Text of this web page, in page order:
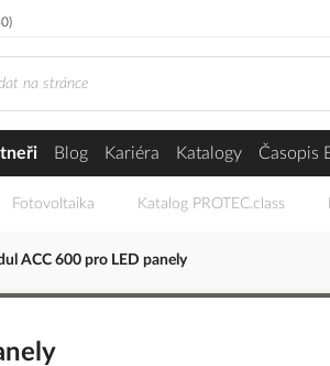
Blog Kariéra Katalogy Časopis
Fotovoltaika Katalog PROTEC.class
ACC 600 pro LED panely